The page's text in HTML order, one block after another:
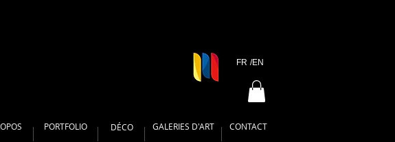
FR /EN
PORTFOLIO DÉCO GALERIES D'ART CONTACT